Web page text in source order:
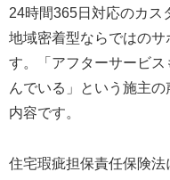
24時間365日対応のカス
地域密着型ならではのサ
す。「アフターサービ
んでいる」という施主
内容です。
住宅瑕疵担保責任保険